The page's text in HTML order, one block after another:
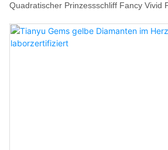
Quadratischer Prinzessschliff Fancy Vivid
fördern, neue Märkte erschließen, sich im
Wettbewerbsumfeld hervorheben und